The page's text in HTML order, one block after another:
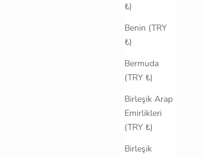
₺)
Benin (TRY
₺)
Bermuda
(TRY ₺)
Birleşik Arap
Emirlikleri
(TRY ₺)
Birleşik